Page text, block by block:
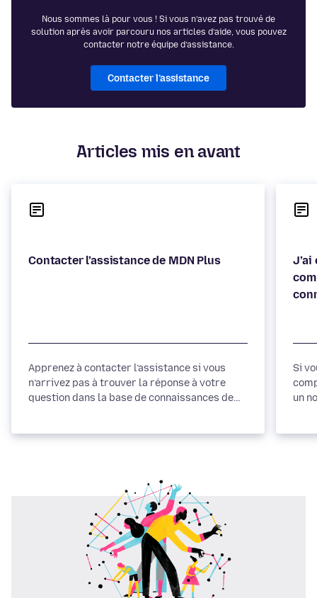
Nous sommes là pour vous ! Si vous n’avez pas trouvé de
solution après avoir parcouru nos articles d’aide, vous pouvez
contacter notre équipe d’assistance.
Contacter l’assistance
Articles mis en avant
Contacter l’assistance de MDN Plus
Apprenez à contacter l’assistance si vous
n’arrivez pas à trouver la réponse à votre
question dans la base de connaissances de
Si
un